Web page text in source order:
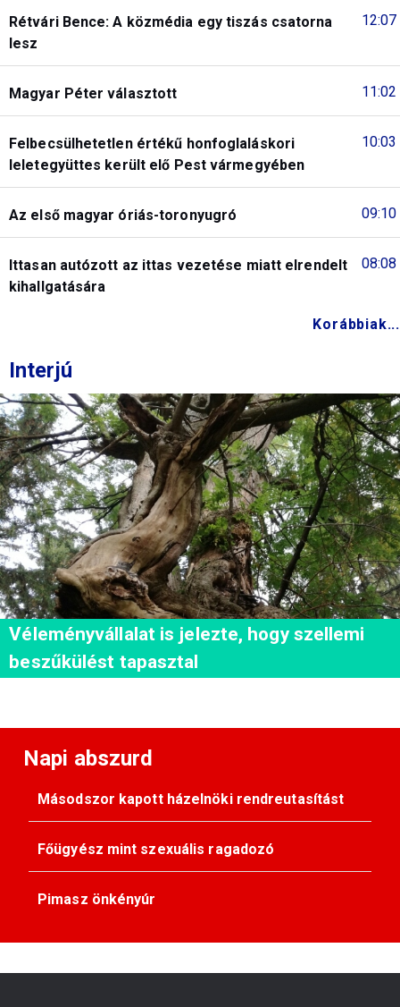
12:07
Rétvári Bence: A közmédia egy tiszás csatorna
lesz
11:02
Magyar Péter választott
10:03
Felbecsülhetetlen értékű honfoglaláskori
leletegyüttes került elő Pest vármegyében
09:10
Az első magyar óriás-toronyugró
08:08
Ittasan autózott az ittas vezetése miatt elrendelt
kihallgatására
Korábbiak...
Interjú
Véleményvállalat is jelezte, hogy szellemi
beszűkülést tapasztal
Napi abszurd
Másodszor kapott házelnöki rendreutasítást
Főügyész mint szexuális ragadozó
Pimasz önkényúr